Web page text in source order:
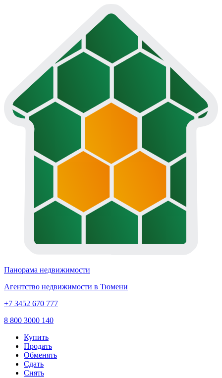
Панорама недвижимости
Агентство недвижимости в Тюмени
+7 3452 670 777
8 800 3000 140
Купить
Продать
Обменять
Сдать
Снять